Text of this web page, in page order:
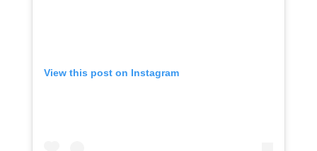
View this post on Instagram